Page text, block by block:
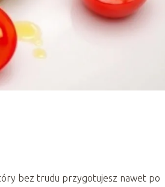
bez trudu przygotujesz nawet po